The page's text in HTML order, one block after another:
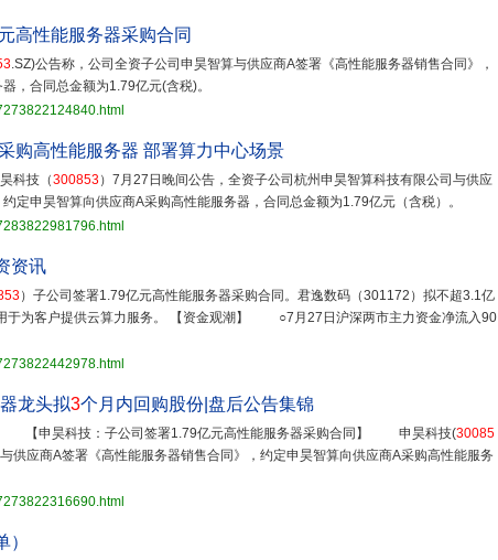
高性能服务器采购合同
.SZ)公告称，公司全资子公司申昊智算与供应商A签署《高性能服务器销售合同》，
，合同总金额为1.79亿元(含税)。
购高性能服务器 部署算力中心场景
科技（300853）7月27日晚间公告，全资子公司杭州申昊智算科技有限公司与供应
定申昊智算向供应商A采购高性能服务器，合同总金额为1.79亿元（含税）。
资讯
）子公司签署1.79亿元高性能服务器采购合同。君逸数码（301172）拟不超3.1亿
于为客户提供云算力服务。 【资金观潮】 ○7月27日沪深两市主力资金净流入90
龙头拟3个月内回购股份|盘后公告集锦
【申昊科技：子公司签署1.79亿元高性能服务器采购合同】 申昊科技(30085
供应商A签署《高性能服务器销售合同》，约定申昊智算向供应商A采购高性能服务